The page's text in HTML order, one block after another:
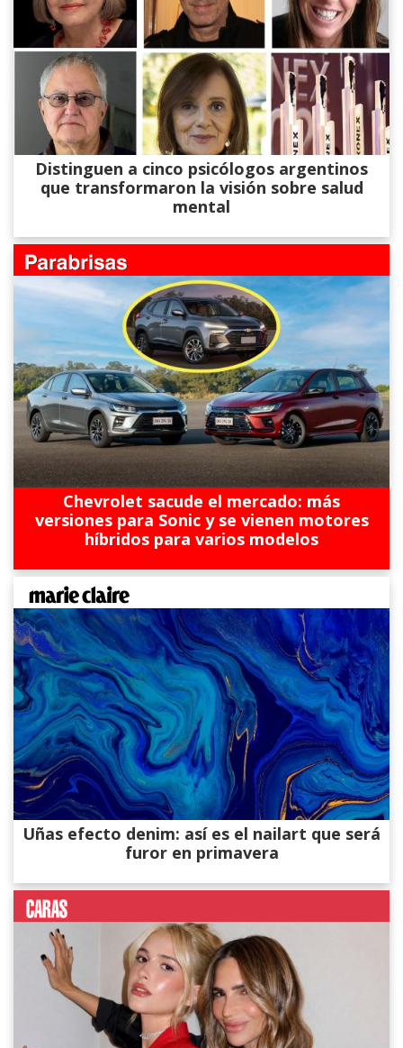
Distinguen a cinco psicólogos argentinos
que transformaron la visión sobre salud
mental
Chevrolet sacude el mercado: más
versiones para Sonic y se vienen motores
híbridos para varios modelos
Uñas efecto denim: así es el nailart que será
furor en primavera